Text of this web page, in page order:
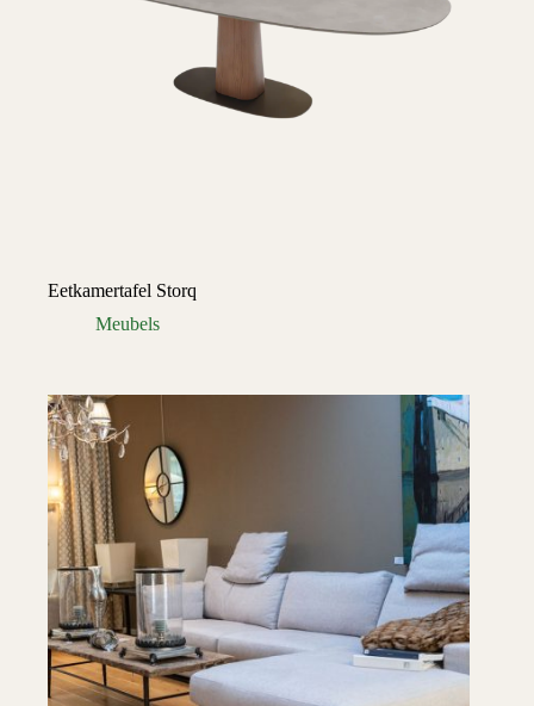
Eetkamertafel Storq
Meubels